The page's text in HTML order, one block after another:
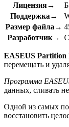
Лицензия→
Поддержка→
Размер файла→
Разработчик→
EASEUS Partition
перемещать и
Программа
данных, сливать
Одной из самых
восстановить